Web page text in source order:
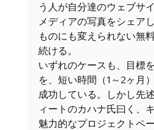
う人が自分達のウェブサ
メディアの写真をシェア
ものにも変えられない無
続ける。
いずれのケースも、目標
を、短い時間（1～2ヶ月
成功している。しかし先
ィートのカハナ氏曰く、
魅力的なプロジェクトペ